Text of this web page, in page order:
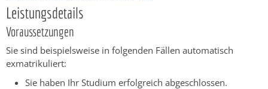
Leistungsdetails
Voraussetzungen
Sie sind beispielsweise in folgenden Fällen automatisch
exmatrikuliert:
Sie haben Ihr Studium erfolgreich abgeschlossen.